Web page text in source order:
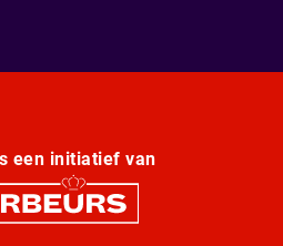
een initiatief van